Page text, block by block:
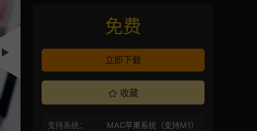
免费
立即下载
收藏
支持系统：
MAC苹果系统（支持M1）